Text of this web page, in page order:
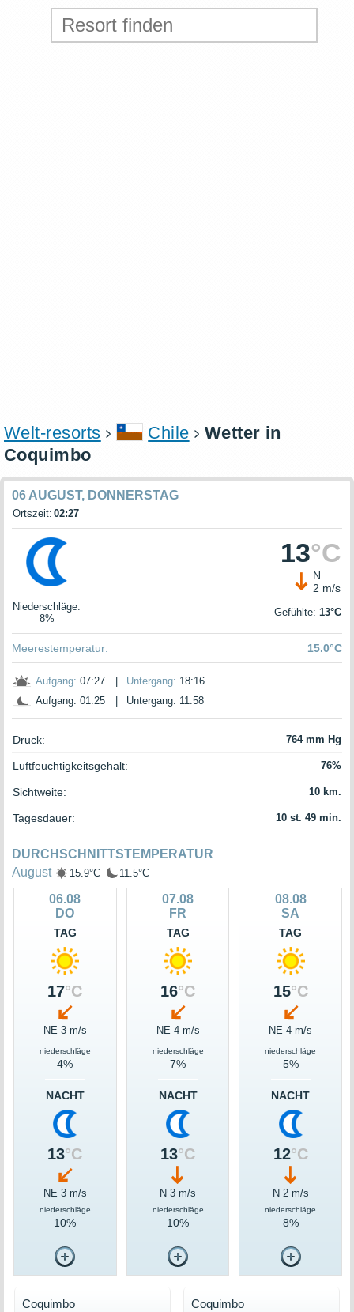
Welt-resorts Chile
Wetter in
Coquimbo
06 AUGUST, DONNERSTAG
Ortszeit: 02:27
13°C
N
2 m/s
Niederschläge:
8%
Gefühlte: 13°C
Meerestemperatur: 15.0°C
Aufgang: 07:27 Untergang: 18:16
Aufgang: 01:25
Untergang: 11:58
Druck: 764 mm Hg
Luftfeuchtigkeitsgehalt: 76%
Sichtweite: 10 km.
Tagesdauer: 10 st. 49 min.
DURCHSCHNITTSTEMPERATUR
August
15.9°C 11.5°C
06.08
DO
TAG
17°C
NE 3 m/s
niederschläge
4%
NACHT
13°C
NE 3 m/s
niederschläge
10%
07.08
FR
TAG
16°C
NE 4 m/s
niederschläge
7%
NACHT
13°C
N 3 m/s
niederschläge
10%
08.08
SA
TAG
15°C
NE 4 m/s
niederschläge
5%
NACHT
12°C
N 2 m/s
niederschläge
8%
Coquimbo Coquimbo